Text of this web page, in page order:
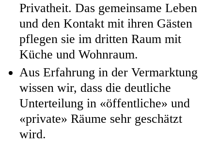
Privatheit. Das gemeinsame Leben
und den Kontakt mit ihren Gästen
pflegen sie im dritten Raum mit
Küche und Wohnraum.
Aus Erfahrung in der Vermarktung
wissen wir, dass die deutliche
Unterteilung in «öffentliche» und
«private» Räume sehr geschätzt
wird.